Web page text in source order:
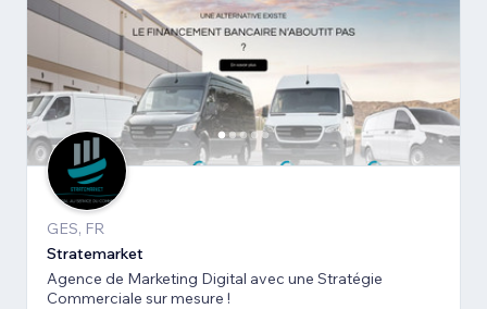
GES, FR
Stratemarket
Agence de Marketing Digital avec une Stratégie
Commerciale sur mesure !